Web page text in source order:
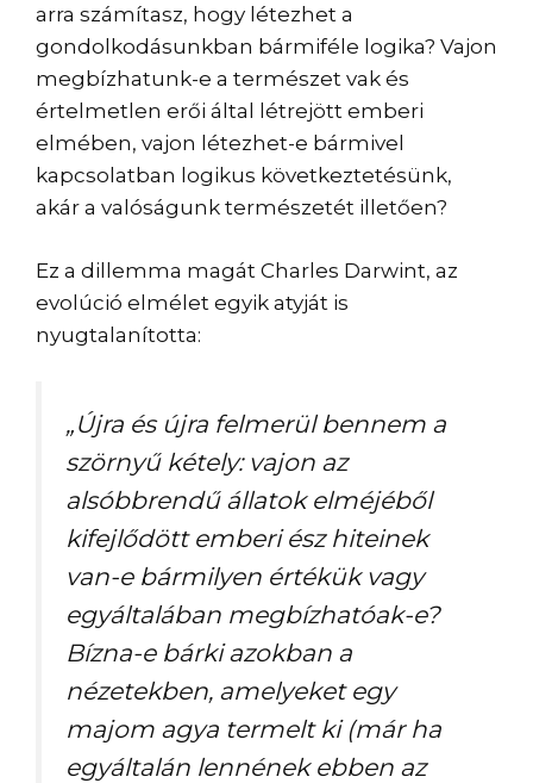
arra számítasz, hogy létezhet a
gondolkodásunkban bármiféle logika? Vajon
megbízhatunk-e a természet vak és
értelmetlen erői által létrejött emberi
elmében, vajon létezhet-e bármivel
kapcsolatban logikus következtetésünk,
akár a valóságunk természetét illetően?
Ez a dillemma magát Charles Darwint, az
evolúció elmélet egyik atyját is
nyugtalanította:
„Újra és újra felmerül bennem a
szörnyű kétely: vajon az
alsóbbrendű állatok elméjéből
kifejlődött emberi ész hiteinek
van-e bármilyen értékük vagy
egyáltalában megbízhatóak-e?
Bízna-e bárki azokban a
nézetekben, amelyeket egy
majom agya termelt ki (már ha
egyáltalán lennének ebben az